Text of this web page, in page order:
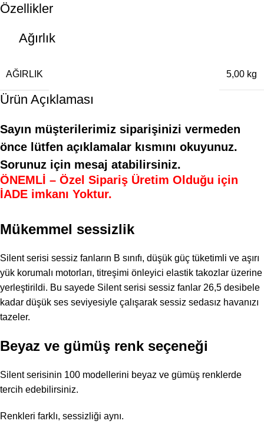
Özellikler
Ağırlık
AĞIRLIK 5,00 kg
Ürün Açıklaması
Sayın müşterilerimiz siparişinizi vermeden
önce lütfen açıklamalar kısmını okuyunuz.
Sorunuz için mesaj atabilirsiniz.
ÖNEMLİ – Özel Sipariş Üretim Olduğu için
İADE imkanı Yoktur.
Mükemmel sessizlik
Silent serisi sessiz fanların B sınıfı, düşük güç tüketimli ve aşırı
yük korumalı motorları, titreşimi önleyici elastik takozlar üzerine
yerleştirildi. Bu sayede Silent serisi sessiz fanlar 26,5 desibele
kadar düşük ses seviyesiyle çalışarak sessiz sedasız havanızı
tazeler.
Beyaz ve gümüş renk seçeneği
Silent serisinin 100 modellerini beyaz ve gümüş renklerde
tercih edebilirsiniz.
Renkleri farklı, sessizliği aynı.